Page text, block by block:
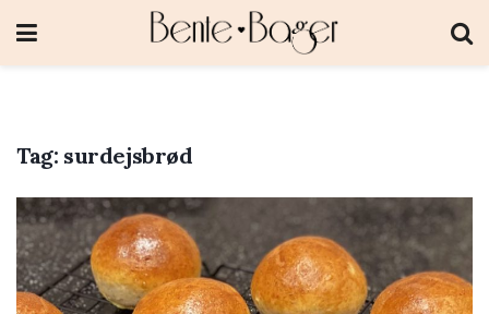
Tag: surdejsbrød